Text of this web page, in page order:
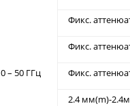
0 – 50 ГГц
Фикс.
Фикс.
Фикс.
2.4 мм(m)-